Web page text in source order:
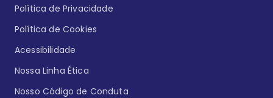
Política de Privacidade
Política de Cookies
Acessibilidade
Nossa Linha Ética
Nosso Código de Conduta